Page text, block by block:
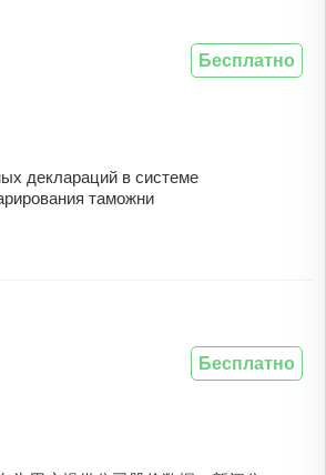
деклараций в системе
таможни
Бесплатно
Бесплатно